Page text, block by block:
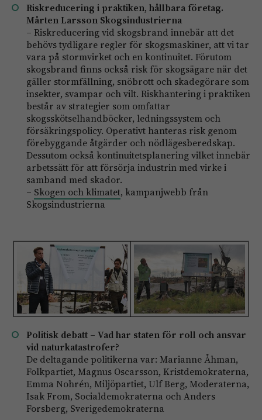
Riskreducering i praktiken, hållbara företag.
Mårten Larsson Skogsindustrierna
– Riskreducering vid skogsbrand innebär att det
behövs tydligare regler för skogsmaskiner, att vi tar
vara på stormvirket och en kontinuitet. Förutom
skogsbrand finns också risk för skogsägare när det
gäller stormfällning, snöbrott och skadegörare som
insekter, svampar och vilt. Riskhantering i praktiken
består av strategier som omfattar
skogsskötselhandböcker, ledningssystem och
försäkringspolicy. Operativt hanteras risk genom
förebyggande åtgärder och nödlägesberedskap.
Dessutom också kontinuitetsplanering vilket innebär
arbetssätt för att försörja industrin med virke i
samband med skador.
– Skogen och klimatet, kampanjwebb från
Skogsindustrierna
Politisk debatt – Vad har staten för roll och ansvar
vid naturkatastrofer?
De deltagande politikerna var: Marianne Åhman,
Folkpartiet, Magnus Oscarsson, Kristdemokraterna,
Emma Nohrén, Miljöpartiet, Ulf Berg, Moderaterna,
Isak From, Socialdemokraterna och Anders
Forsberg, Sverigedemokraterna